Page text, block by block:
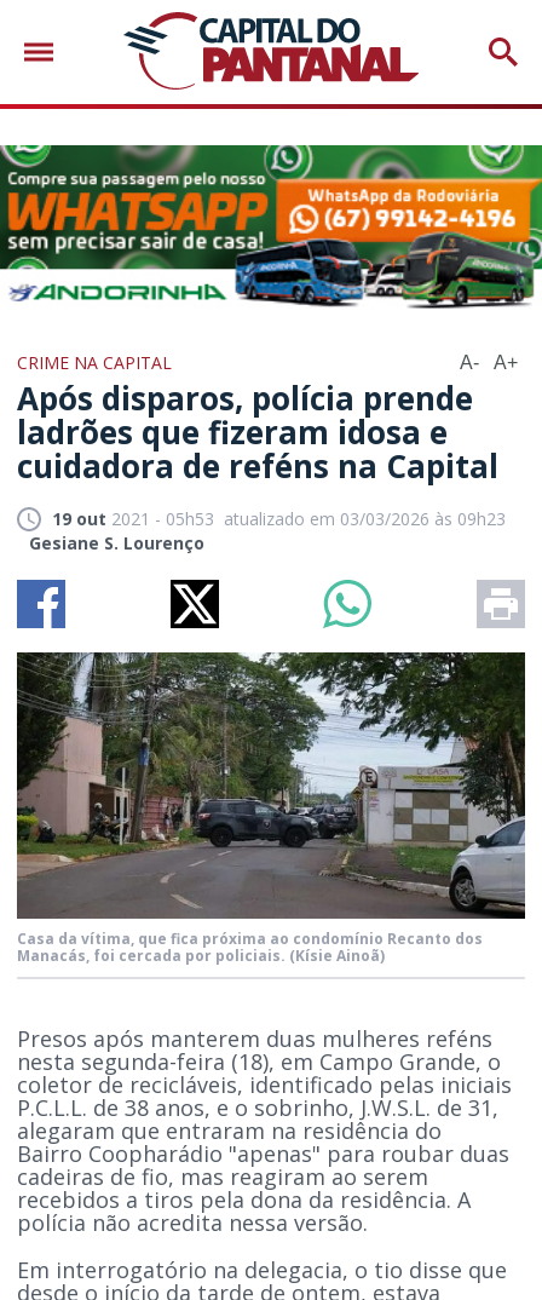
CRIME NA CAPITAL A- A+
Após disparos, polícia prende
ladrões que fizeram idosa e
cuidadora de reféns na Capital
19 out 2021 - 05h53 atualizado em 03/03/2026 às 09h23
Gesiane S. Lourenço
Casa da vítima, que fica próxima ao condomínio Recanto dos
Manacás, foi cercada por policiais. (Kísie Ainoã)
Presos após manterem duas mulheres reféns
nesta segunda-feira (18), em Campo Grande, o
coletor de recicláveis, identificado pelas iniciais
P.C.L.L. de 38 anos, e o sobrinho, J.W.S.L. de 31,
alegaram que entraram na residência do
Bairro Coopharádio "apenas" para roubar duas
cadeiras de fio, mas reagiram ao serem
recebidos a tiros pela dona da residência. A
polícia não acredita nessa versão.
Em interrogatório na delegacia, o tio disse que
desde o início da tarde de ontem, estava